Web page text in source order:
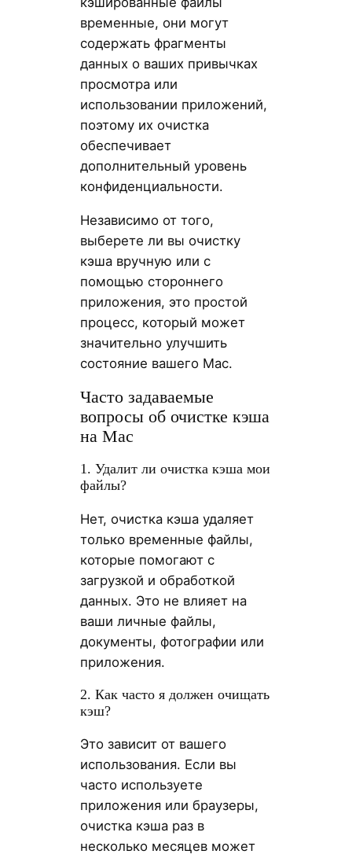
временные, они могут
содержать фрагменты
данных о ваших привычках
просмотра или
использовании приложений,
поэтому их очистка
обеспечивает
дополнительный уровень
конфиденциальности.
Независимо от того,
выберете ли вы очистку
кэша вручную или с
помощью стороннего
приложения, это простой
процесс, который может
значительно улучшить
состояние вашего Mac.
Часто задаваемые
вопросы об очистке кэша
на Mac
1. Удалит ли очистка кэша мои
файлы?
Нет, очистка кэша удаляет
только временные файлы,
которые помогают с
загрузкой и обработкой
данных. Это не влияет на
ваши личные файлы,
документы, фотографии или
приложения.
2. Как часто я должен очищать
кэш?
Это зависит от вашего
использования. Если вы
часто используете
приложения или браузеры,
очистка кэша раз в
несколько месяцев может